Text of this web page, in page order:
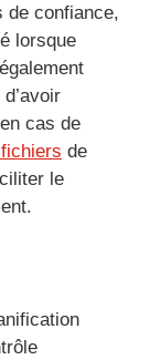
de confiance,
lorsque
cas de
de
le